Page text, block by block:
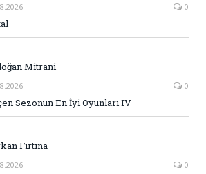
0
Mitrani
0
Sezonun En İyi Oyunları IV
Fırtına
0